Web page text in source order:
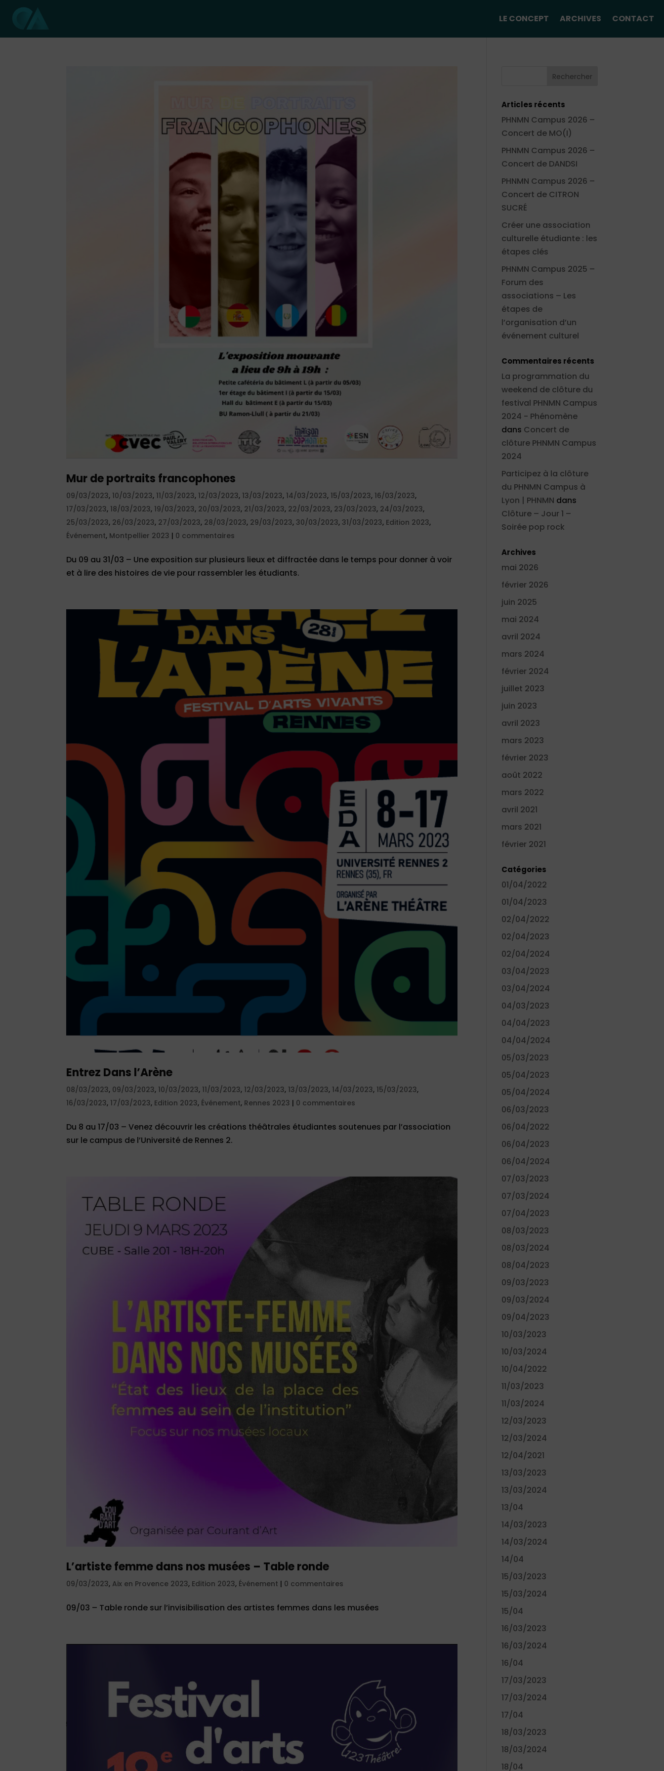
LE CONCEPT ARCHIVES CONTACT
Mur de portraits francophones
09/03/2023, 10/03/2023, 11/03/2023, 12/03/2023, 13/03/2023, 14/03/2023, 15/03/2023, 16/03/2023,
17/03/2023, 18/03/2023, 19/03/2023, 20/03/2023, 21/03/2023, 22/03/2023, 23/03/2023, 24/03/2023,
25/03/2023, 26/03/2023, 27/03/2023, 28/03/2023, 29/03/2023, 30/03/2023, 31/03/2023, Edition 2023,
Événement, Montpellier 2023 | 0 commentaires
Du 09 au 31/03 – Une exposition sur plusieurs lieux et diffractée dans le temps pour donner à voir
et à lire des histoires de vie pour rassembler les étudiants.
Entrez Dans l’Arène
08/03/2023, 09/03/2023, 10/03/2023, 11/03/2023, 12/03/2023, 13/03/2023, 14/03/2023, 15/03/2023,
16/03/2023, 17/03/2023, Edition 2023, Événement, Rennes 2023 | 0 commentaires
Du 8 au 17/03 – Venez découvrir les créations théâtrales étudiantes soutenues par l’association
sur le campus de l’Université de Rennes 2.
L’artiste femme dans nos musées – Table ronde
09/03/2023, Aix en Provence 2023, Edition 2023, Événement | 0 commentaires
09/03 – Table ronde sur l’invisibilisation des artistes femmes dans les musées
Articles récents
PHNMN Campus 2026 –
Concert de MO(I)
PHNMN Campus 2026 –
Concert de DANDSI
PHNMN Campus 2026 –
Concert de CITRON
SUCRÉ
Créer une association
culturelle étudiante : les
étapes clés
PHNMN Campus 2025 –
Forum des
associations – Les
étapes de
l’organisation d’un
événement culturel
Commentaires récents
La programmation du
weekend de clôture du
festival PHNMN Campus
2024 - Phénomène
dans Concert de
clôture PHNMN Campus
2024
Participez à la clôture
du PHNMN Campus à
Lyon | PHNMN dans
Clôture – Jour 1 –
Soirée pop rock
Archives
mai 2026
février 2026
juin 2025
mai 2024
avril 2024
mars 2024
février 2024
juillet 2023
juin 2023
avril 2023
mars 2023
février 2023
août 2022
mars 2022
avril 2021
mars 2021
février 2021
Catégories
01/04/2022
01/04/2023
02/04/2022
02/04/2023
02/04/2024
03/04/2023
03/04/2024
04/03/2023
04/04/2023
04/04/2024
05/03/2023
05/04/2023
05/04/2024
06/03/2023
06/04/2022
06/04/2023
06/04/2024
07/03/2023
07/03/2024
07/04/2023
08/03/2023
08/03/2024
08/04/2023
09/03/2023
09/03/2024
09/04/2023
10/03/2023
10/03/2024
10/04/2022
11/03/2023
11/03/2024
12/03/2023
12/03/2024
12/04/2021
13/03/2023
13/03/2024
13/04
14/03/2023
14/03/2024
14/04
15/03/2023
15/03/2024
15/04
16/03/2023
16/03/2024
16/04
17/03/2023
17/03/2024
17/04
18/03/2023
18/03/2024
18/04